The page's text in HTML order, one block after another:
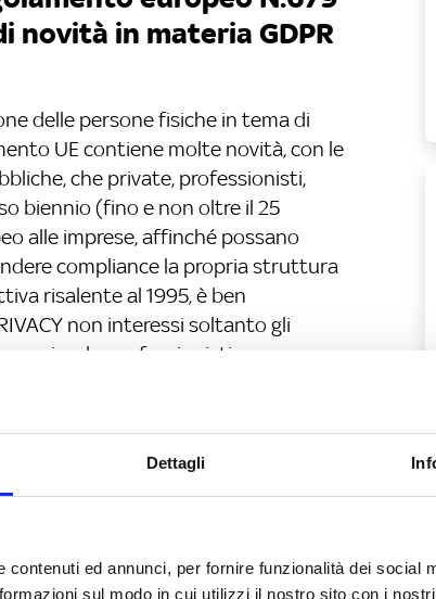
Dettagli
ed annunci, per fornire funzionalità dei social
sul modo in cui utilizzi il nostro sito con i
novità in materia GDPR
delle persone fisiche in tema di
UE contiene molte novità, con le
che private, professionisti,
biennio (fino e non oltre il 25
alle imprese, affinché possano
compliance la propria struttura
risalente al 1995, è ben
non interessi soltanto gli
aziende, professionisti e
gli aspetti legati al trattamento dei
delle persone fisiche.
adempimenti di tutela
quali l’analisi dei rischi, (su cui
il principio di
default (tutela dei dati sia dallo
in alcuni specifici casi la